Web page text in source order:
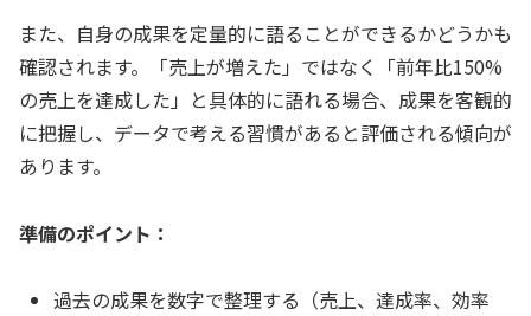
また、自身の成果を定量的に語ることができるかどうかも
確認されます。「売上が増えた」ではなく「前年比150%
の売上を達成した」と具体的に語れる場合、成果を客観的
に把握し、データで考える習慣があると評価される傾向が
あります。
準備のポイント：
過去の成果を数字で整理する（売上、達成率、効率